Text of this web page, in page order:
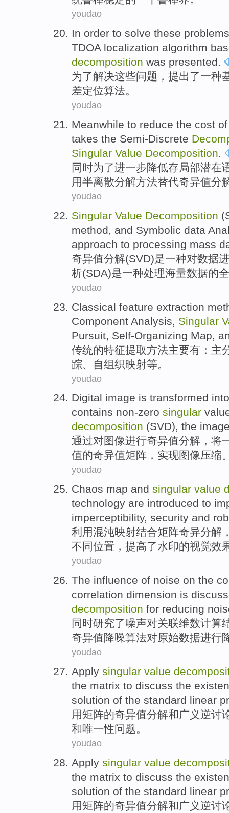
youdao
In order to solve these problems
TDOA localization algorithm
decomposition was presented.
为了解决这些问题 ，提出了一种
差定位算法。
youdao
Meanwhile to reduce the cost of
takes the Semi-Discrete
Singular Value Decomposition.
同时为了进一步降低存局部潜在
用半离散分解方法替代奇异值分
youdao
Singular Value Decomposition (
method, and Symbolic data
approach to processing mass
奇异值分解(SVD)是一种对数据
析(SDA)是一种处理海量数据的
youdao
Classical feature extraction
Component Analysis Singular
Pursuit Self-Organizing Map ,
传统的特征提取方法主要有 ： 主
踪
自组织映射等 。
youdao
Digital image is transformed
contains non-zero singular
decomposition (SVD), the
通过对图像进行奇异值分解 ，将
值的奇异值矩阵 ，实现图像压缩
youdao
Chaos map and singular value
technology are introduced to
imperceptibility, security and
利用混沌映射结合矩阵奇异分解
不同位置， 提高了水印的视觉效
youdao
The influence of noise on the
correlation dimension is
decomposition for reducing
同时研究了噪声对关联维数计算
奇异值降噪算法对原始数据进行
youdao
Apply singular value
the matrix to discuss the
solution of the standard linear
用矩阵的奇异值分解和广义逆讨
和唯一性问题。
youdao
Apply singular value
the matrix to discuss the
solution of the standard linear
用矩阵的奇异值分解和 广义逆讨